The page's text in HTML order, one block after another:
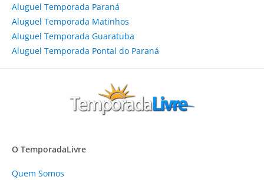
Aluguel Temporada Paraná
Aluguel Temporada Matinhos
Aluguel Temporada Guaratuba
Aluguel Temporada Pontal do Paraná
O TemporadaLivre
Quem Somos